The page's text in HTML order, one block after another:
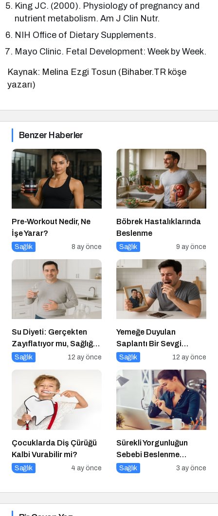
King JC. (2000). Physiology of pregnancy and
nutrient metabolism. Am J Clin Nutr.
NIH Office of Dietary Supplements.
Mayo Clinic. Fetal Development: Week by Week.
Kaynak: Melina Ezgi Tosun (Bihaber.TR köşe
yazarı)
Benzer Haberler
Pre-Workout Nedir, Ne
İşe Yarar?
Sağlık 8 ay önce
Böbrek Hastalıklarında
Beslenme
Sağlık 9 ay önce
Su Diyeti: Gerçekten
Zayıflatıyor mu, Sağlığa
Zararları Ne?
Sağlık 12 ay önce
Yemeğe Duyulan
Saplantı Bir Sevgi
İhtiyacıdır
Sağlık 12 ay önce
Çocuklarda Diş Çürüğü
Kalbi Vurabilir mi?
Sağlık 4 ay önce
Sürekli Yorgunluğun
Sebebi Beslenme
Olabilir mi?
Sağlık 3 ay önce